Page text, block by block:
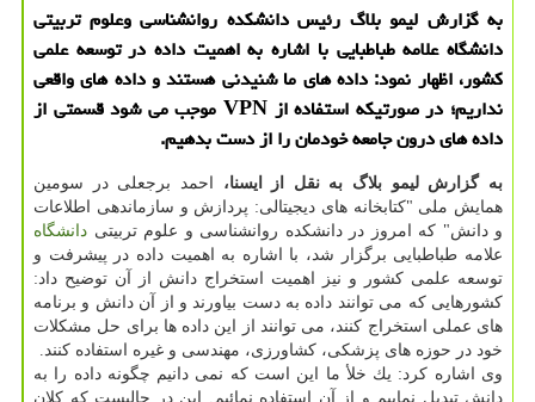
به گزارش لیمو بلاگ رئیس دانشكده روانشناسی وعلوم تربیتی
دانشگاه علامه طباطبایی با اشاره به اهمیت داده در توسعه علمی
كشور، اظهار نمود: داده های ما شنیدنی هستند و داده های واقعی
نداریم؛ در صورتیكه استفاده از VPN موجب می شود قسمتی از
داده های درون جامعه خودمان را از دست بدهیم.
به گزارش لیمو بلاگ به نقل از ایسنا،
احمد برجعلی در سومین
همایش ملی "كتابخانه های دیجیتالی: پردازش و سازماندهی اطلاعات
و دانش" كه امروز در دانشكده روانشناسی و علوم تربیتی دانشگاه
علامه طباطبایی برگزار شد، با اشاره به اهمیت داده در پیشرفت و
توسعه علمی كشور و نیز اهمیت استخراج دانش از آن توضیح داد:
كشورهایی كه می توانند داده به دست بیاورند و از آن دانش و برنامه
های عملی استخراج كنند، می توانند از این داده ها برای حل مشكلات
خود در حوزه های پزشكی، كشاورزی، مهندسی و غیره استفاده كنند.
وی اشاره كرد: یك خلأ ما این است كه نمی دانیم چگونه داده را به
دانش تبدیل نماییم و از آن استفاده نمائیم. این در حالیست كه كلان